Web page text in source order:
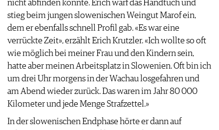
nicht abfinden konnte. Erich warf das Handtuch und
stieg beim jungen slowenischen Weingut Marof ein,
dem er ebenfalls schnell Profil gab. «Es war eine
verrückte Zeit», erzählt Erich Krutzler. «Ich wollte so oft
wie möglich bei meiner Frau und den Kindern sein,
hatte aber meinen Arbeitsplatz in Slowenien. Oft bin ich
um drei Uhr morgens in der Wachau losgefahren und
am Abend wieder zurück. Das waren im Jahr 80 000
Kilometer und jede Menge Strafzettel.»
In der slowenischen Endphase hörte er dann auf